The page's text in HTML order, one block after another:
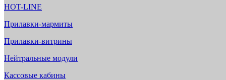
HOT-LINE
Прилавки-мармиты
Прилавки-витрины
Нейтральные модули
Кассовые кабины